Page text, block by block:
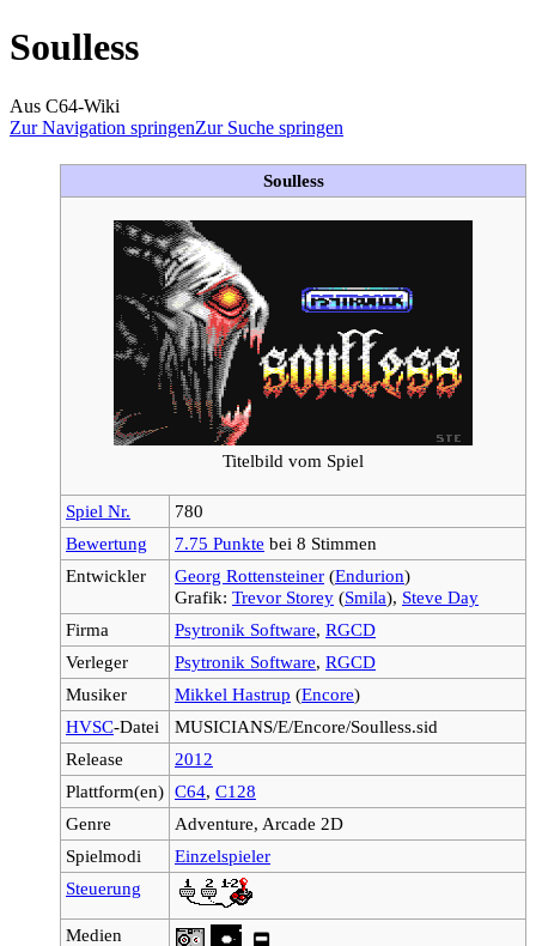
Soulless
Aus C64-Wiki
Zur Navigation springenZur Suche springen
Soulless
Titelbild vom Spiel
Spiel Nr.
780
Bewertung
7.75 Punkte bei 8 Stimmen
Entwickler
Georg Rottensteiner (Endurion)
Grafik: Trevor Storey (Smila), Steve Day
Firma
Psytronik Software, RGCD
Verleger
Psytronik Software, RGCD
Musiker
Mikkel Hastrup (Encore)
HVSC-Datei
MUSICIANS/E/Encore/Soulless.sid
Release
2012
Plattform(en) C64, C128
Genre
Adventure, Arcade 2D
Spielmodi
Einzelspieler
Steuerung
Medien